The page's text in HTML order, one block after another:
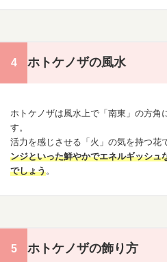
ホトケノザの風水
ホトケノザは風水上で「南東」の方角
す。
活力を感じさせる「火」の気を持つ花
ンジといった鮮やかでエネルギッシュ
でしょう。
ホトケノザの飾り方